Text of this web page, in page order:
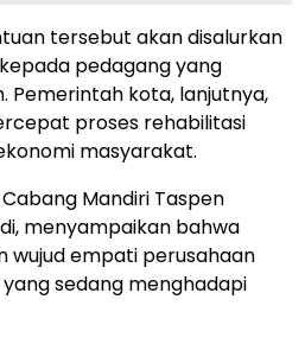
tersebut akan disalurkan
pedagang yang
Pemerintah kota, lanjutnya,
proses rehabilitasi
masyarakat.
Mandiri Taspen
menyampaikan bahwa
wujud empati perusahaan
sedang menghadapi